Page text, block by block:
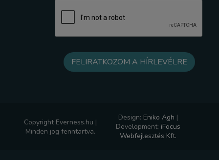
Copyright Everness.hu |
Minden jog fenntartva.
Design: Eniko Agh |
Development: iFocus
Webfejlesztés Kft.